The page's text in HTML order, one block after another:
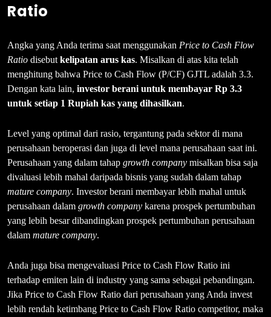
Ratio
Angka yang Anda terima saat menggunakan Price to Cash Flow
Ratio disebut kelipatan arus kas. Misalkan di atas kita telah
menghitung bahwa Price to Cash Flow (P/CF) GJTL adalah 3.3.
Dengan kata lain, investor berani untuk membayar Rp 3.3
untuk setiap 1 Rupiah kas yang dihasilkan.
Level yang optimal dari rasio, tergantung pada sektor di mana
perusahaan beroperasi dan juga di level mana perusahaan saat ini.
Perusahaan yang dalam tahap growth company misalkan bisa saja
divaluasi lebih mahal daripada bisnis yang sudah dalam tahap
mature company. Investor berani membayar lebih mahal untuk
perusahaan dalam growth company karena prospek pertumbuhan
yang lebih besar dibandingkan prospek pertumbuhan perusahaan
dalam mature company.
Anda juga bisa mengevaluasi Price to Cash Flow Ratio ini
terhadap emiten lain di industry yang sama sebagai pebandingan.
Jika Price to Cash Flow Ratio dari perusahaan yang Anda invest
lebih rendah ketimbang Price to Cash Flow Ratio competitor, maka